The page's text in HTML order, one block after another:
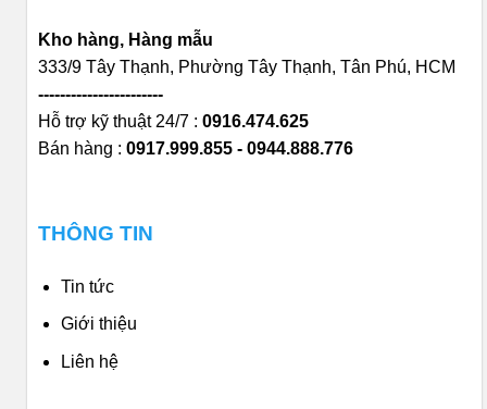
Kho hàng, Hàng mẫu
333/9 Tây Thạnh, Phường Tây Thạnh, Tân Phú, HCM
-----------------------
Hỗ trợ kỹ thuật 24/7 : 0916.474.625
Bán hàng : 0917.999.855 - 0944.888.776
THÔNG TIN
Tin tức
Giới thiệu
Liên hệ